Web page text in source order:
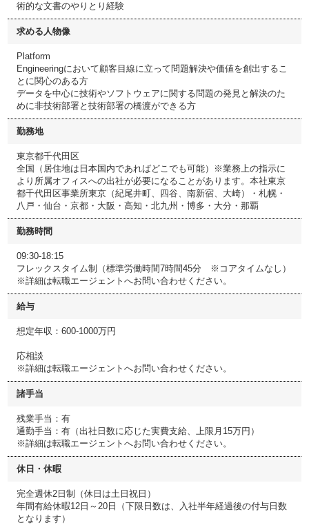
術的な文書のやりとり経験
求める人物像
Platform
Engineeringにおいて顧客目線に立って問題解決や価値を創出するこ
とに関心のある方
データを中心に技術やソフトウェアに関する問題の発見と解決のた
めに非技術部署と技術部署の橋渡ができる方
勤務地
東京都千代田区
全国（居住地は日本国内であればどこでも可能）※業務上の指示に
より所属オフィスへの出社が必要になることがあります。本社東京
都千代田区事業所東京（紀尾井町、四谷、南新宿、大崎）・札幌・
八戸・仙台・京都・大阪・高知・北九州・博多・大分・那覇
勤務時間
09:30-18:15
フレックスタイム制（標準労働時間7時間45分 ※コアタイムなし）
※詳細は転職エージェントへお問い合わせください。
給与
想定年収：600-1000万円
応相談
※詳細は転職エージェントへお問い合わせください。
諸手当
残業手当：有
通勤手当：有（出社日数に応じた実費支給、上限月15万円）
※詳細は転職エージェントへお問い合わせください。
休日・休暇
完全週休2日制（休日は土日祝日）
年間有給休暇12日～20日（下限日数は、入社半年経過後の付与日数
となります）